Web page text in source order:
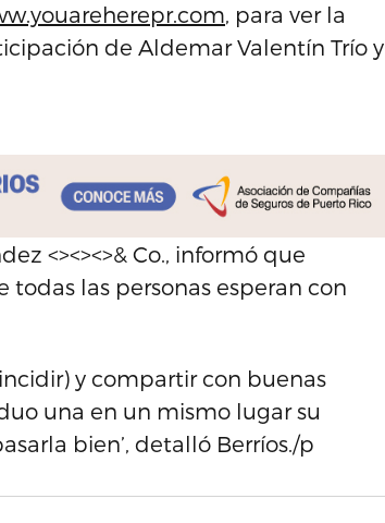
, para ver la
de Aldemar Valentín Trío y
<><><>& Co., informó que
todas las personas esperan con
y compartir con buenas
una en un mismo lugar su
bien’, detalló Berríos./p